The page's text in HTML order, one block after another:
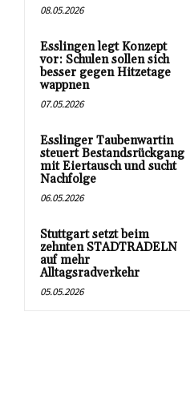
08.05.2026
Esslingen legt Konzept
vor: Schulen sollen sich
besser gegen Hitzetage
wappnen
07.05.2026
Esslinger Taubenwartin
steuert Bestandsrückgang
mit Eiertausch und sucht
Nachfolge
06.05.2026
Stuttgart setzt beim
zehnten STADTRADELN
auf mehr
Alltagsradverkehr
05.05.2026